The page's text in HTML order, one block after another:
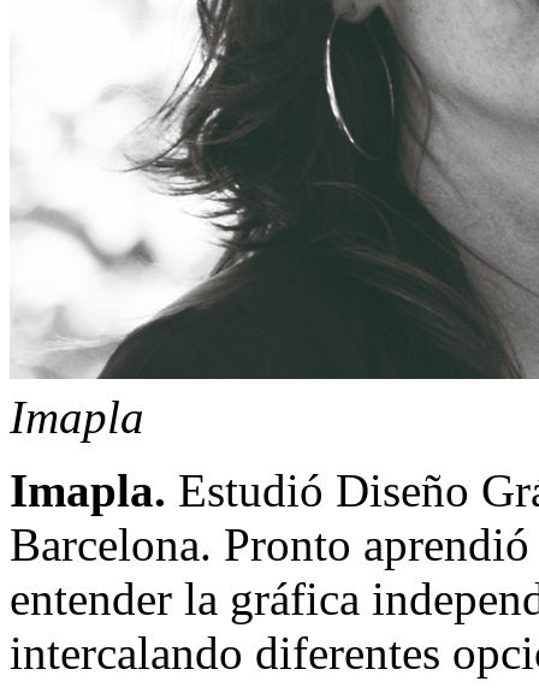
Imapla
Imapla. Estudió Diseño
Barcelona. Pronto
entender la gráfica
intercalando diferentes